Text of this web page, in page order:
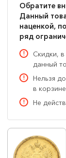
Обратите
Данный
наценкой,
ряд
Скидки,
данный
Нельзя
в
Не